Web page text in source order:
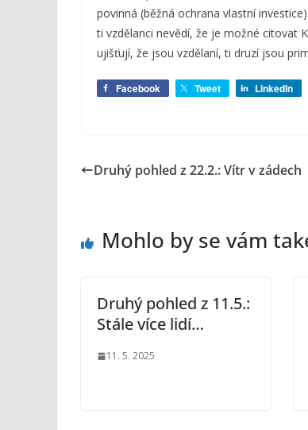
povinná (běžná ochrana vlastní
ti vzdělanci nevědí, že je možné citovat
ujišťují, že jsou vzdělaní, ti druzí jsou
Facebook Tweet LinkedIn
Druhý pohled z 22.2.: Vítr v zádech
Mohlo by se vám
Druhý pohled z 11.5.:
Stále více lidí…
11. 5. 2025